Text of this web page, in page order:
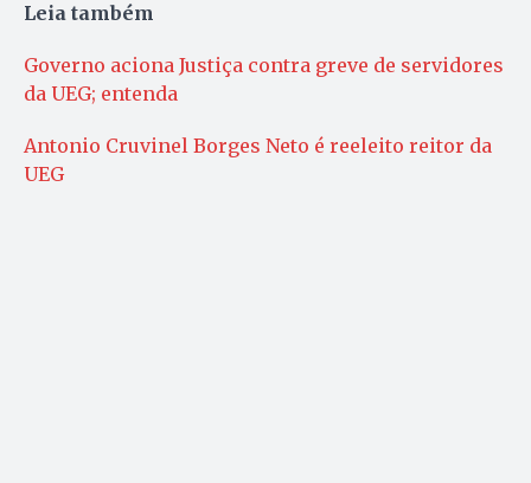
Leia também
Governo aciona Justiça contra greve de servidores
da UEG; entenda
Antonio Cruvinel Borges Neto é reeleito reitor da
UEG